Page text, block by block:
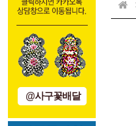
@사구꽃배달